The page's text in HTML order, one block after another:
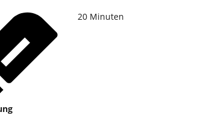
20 Minuten